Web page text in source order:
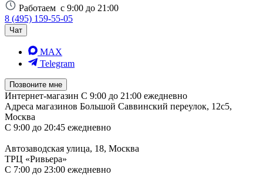
Работаем с 9:00 до 21:00
8 (495) 159-55-05
Чат
MAX
Telegram
Позвоните мне
Интернет-магазин С 9:00 до 21:00 ежедневно
Адреса магазинов Большой Саввинский переулок, 12с5,
Москва
С 9:00 до 20:45 ежедневно
Автозаводская улица, 18, Москва
ТРЦ «Ривьера»
С 7:00 до 23:00 ежедневно